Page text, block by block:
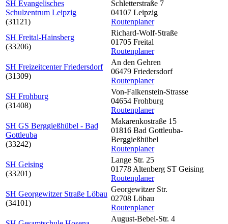
SH Evangelisches
Schulzentrum Leipzig
(31121)
Schletterstraße 7
04107 Leipzig
Routenplaner
SH Freital-Hainsberg
(33206)
Richard-Wolf-Straße
01705 Freital
Routenplaner
SH Freizeitcenter Friedersdorf
(31309)
An den Gehren
06479 Friedersdorf
Routenplaner
SH Frohburg
(31408)
Von-Falkenstein-Strasse
04654 Frohburg
Routenplaner
SH GS Berggießhübel - Bad
Gottleuba
(33242)
Makarenkostraße 15
01816 Bad Gottleuba-
Berggießhübel
Routenplaner
SH Geising
(33201)
Lange Str. 25
01778 Altenberg ST Geising
Routenplaner
SH Georgewitzer Straße Löbau
(34101)
Georgewitzer Str.
02708 Löbau
Routenplaner
August-Bebel-Str. 4